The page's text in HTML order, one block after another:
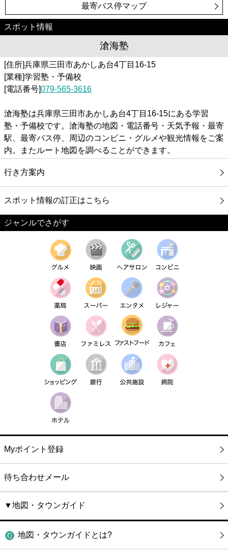
最寄バス停マップ
スポット情報
滄海塾
[住所]兵庫県三田市あかしあ台4丁目16-15
[業種]学習塾・予備校
[電話番号]079-565-3616
滄海塾は兵庫県三田市あかしあ台4丁目16-15にある学習
塾・予備校です。滄海塾の地図・電話番号・天気予報・最寄
駅、最寄バス停、周辺のコンビニ・グルメや観光情報をご案
内。またルート地図を調べることができます。
行き方案内
スポット情報の訂正はこちら
ジャンルでさがす
Myポイント登録
待ち合わせメール
▼地図・タウンガイド
地図・タウンガイドとは?